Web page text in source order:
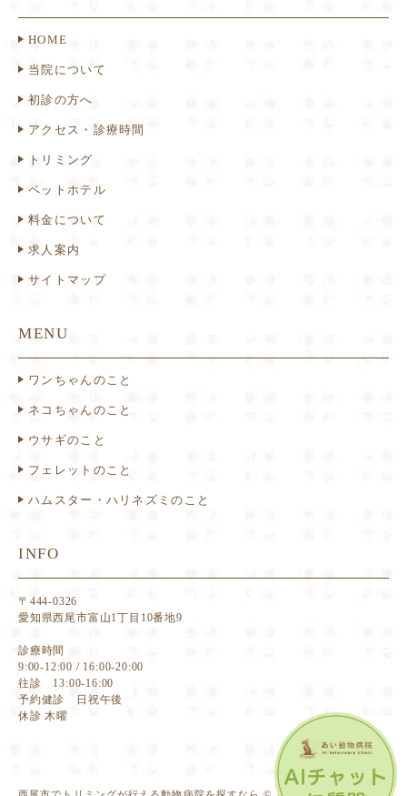
HOME
当院について
初診の方へ
アクセス・診療時間
トリミング
ペットホテル
料金について
求人案内
サイトマップ
MENU
ワンちゃんのこと
ネコちゃんのこと
ウサギのこと
フェレットのこと
ハムスター・ハリネズミのこと
INFO
〒444-0326
愛知県西尾市富山1丁目10番地9
診療時間
9:00-12:00 / 16:00-20:00
往診 13:00-16:00
予約健診 日祝午後
休診 木曜
西尾市でトリミングが行える動物病院を探すなら © あい動物病院